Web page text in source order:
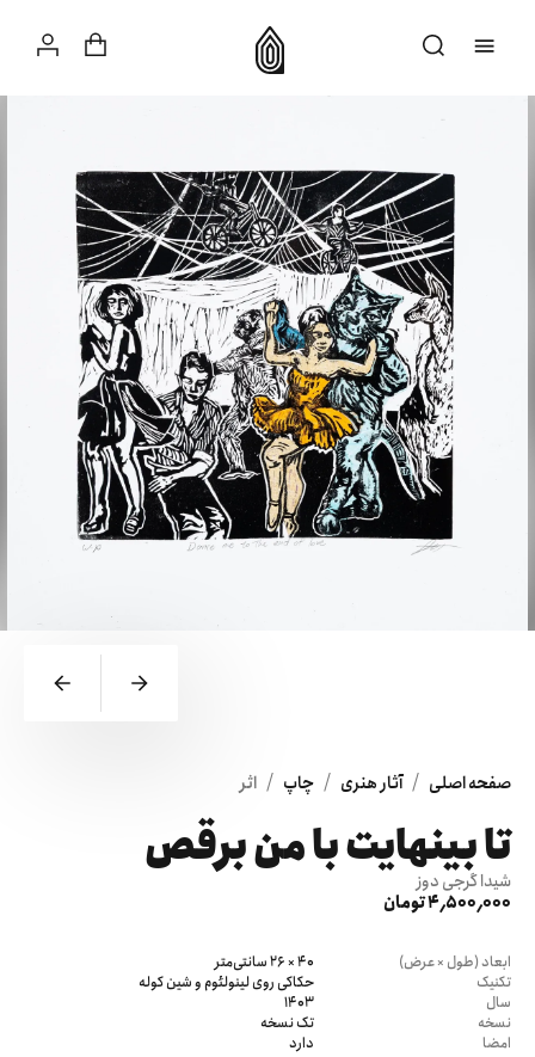
صفحه اصلی / آثار هنری / چاپ / اثر
تا بینهایت با من برقص
شیدا گرجی دوز
4٬500٬000 تومان
ابعاد (طول × عرض)
40 × 26 سانتی‌متر
تکنیک
حکاکی روی لینولئوم و شین کوله
سال
1403
نسخه
تک نسخه
امضا
دارد